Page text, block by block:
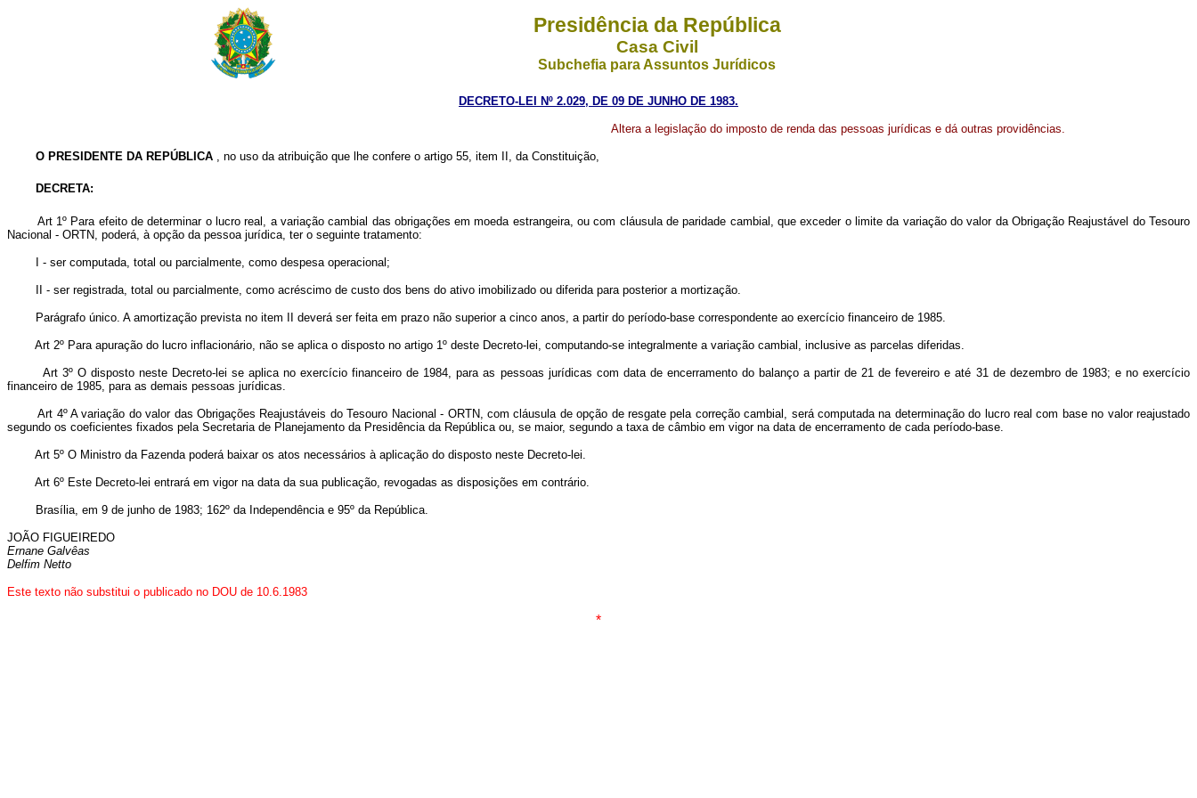
Presidência da República
Casa Civil
Subchefia para Assuntos Jurídicos
DECRETO-LEI Nº 2.029, DE 09 DE JUNHO DE 1983.
Altera a legislação do imposto de renda das pessoas jurídicas e dá outras providências.
O PRESIDENTE DA REPÚBLICA , no uso da atribuição que lhe confere o artigo 55, item II, da Constituição,
DECRETA:
Art 1º Para efeito de determinar o lucro real, a variação cambial das obrigações em moeda estrangeira, ou com cláusula de paridade cambial, que exceder o limite da variação do valor da Obrigação Reajustável do Tesouro
Nacional - ORTN, poderá, à opção da pessoa jurídica, ter o seguinte tratamento:
I - ser computada, total ou parcialmente, como despesa operacional;
II - ser registrada, total ou parcialmente, como acréscimo de custo dos bens do ativo imobilizado ou diferida para posterior a mortização.
Parágrafo único. A amortização prevista no item II deverá ser feita em prazo não superior a cinco anos, a partir do período-base correspondente ao exercício financeiro de 1985.
Art 2º Para apuração do lucro inflacionário, não se aplica o disposto no artigo 1º deste Decreto-lei, computando-se integralmente a variação cambial, inclusive as parcelas diferidas.
Art 3º O disposto neste Decreto-lei se aplica no exercício financeiro de 1984, para as pessoas jurídicas com data de encerramento do balanço a partir de 21 de fevereiro e até 31 de dezembro de 1983; e no exercício
financeiro de 1985, para as demais pessoas jurídicas.
Art 4º A variação do valor das Obrigações Reajustáveis do Tesouro Nacional - ORTN, com cláusula de opção de resgate pela correção cambial, será computada na determinação do lucro real com base no valor reajustado
segundo os coeficientes fixados pela Secretaria de Planejamento da Presidência da República ou, se maior, segundo a taxa de câmbio em vigor na data de encerramento de cada período-base.
Art 5º O Ministro da Fazenda poderá baixar os atos necessários à aplicação do disposto neste Decreto-lei.
Art 6º Este Decreto-lei entrará em vigor na data da sua publicação, revogadas as disposições em contrário.
Brasília, em 9 de junho de 1983; 162º da Independência e 95º da República.
JOÃO FIGUEIREDO
Ernane Galvêas
Delfim Netto
Este texto não substitui o publicado no DOU de 10.6.1983
*